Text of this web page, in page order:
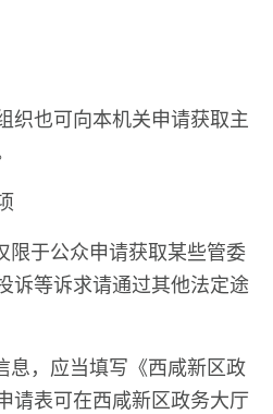
织也可向本机关申请获取主
限于公众申请获取某些管委
诉等诉求请通过其他法定途
息，应当填写《西咸新区政
请表可在西咸新区政务大厅